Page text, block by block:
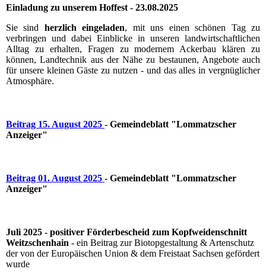
Einladung zu unserem Hoffest - 23.08.2025
Sie sind herzlich eingeladen, mit uns einen schönen Tag zu
verbringen und dabei Einblicke in unseren landwirtschaftlichen
Alltag zu erhalten, Fragen zu modernem Ackerbau klären zu
können, Landtechnik aus der Nähe zu bestaunen, Angebote auch
für unsere kleinen Gäste zu nutzen - und das alles in vergnüglicher
Atmosphäre.
Beitrag 15. August 2025 - Gemeindeblatt "Lommatzscher
Anzeiger"
Beitrag 01. August 2025 - Gemeindeblatt "Lommatzscher
Anzeiger"
Juli 2025 - positiver Förderbescheid zum Kopfweidenschnitt
Weitzschenhain - ein Beitrag zur Biotopgestaltung & Artenschutz
der von der Europäischen Union & dem Freistaat Sachsen gefördert
wurde